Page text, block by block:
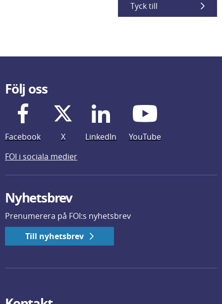
Tyck till
Följ oss
Facebook X LinkedIn
YouTube
FOI i sociala medier
Nyhetsbrev
Prenumerera på FOI:s nyhetsbrev
Till nyhetsbrev